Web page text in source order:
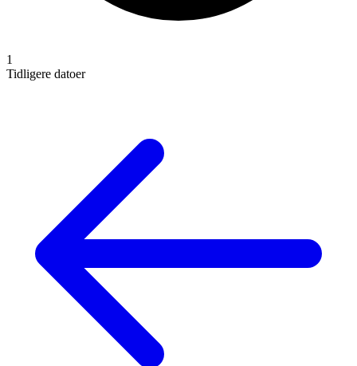
1
Tidligere datoer